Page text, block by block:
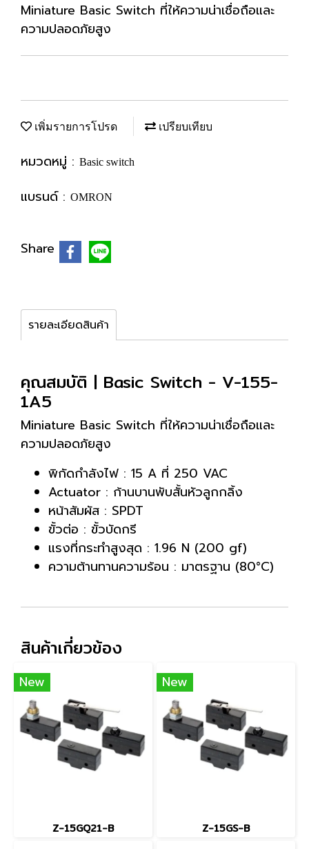
Miniature Basic Switch ที่ให้ความน่าเชื่อถือและ
ความปลอดภัยสูง
เพิ่มรายการโปรด เปรียบเทียบ
หมวดหมู่ : Basic switch
แบรนด์ : OMRON
Share
รายละเอียดสินค้า
คุณสมบัติ | Basic Switch - V-155-
1A5
Miniature Basic Switch ที่ให้ความน่าเชื่อถือและ
ความปลอดภัยสูง
พิกัดกำลังไฟ : 15 A ที่ 250 VAC
Actuator : ก้านบานพับสั้นหัวลูกกลิ้ง
หน้าสัมผัส : SPDT
ขั้วต่อ : ขั้วบัดกรี
แรงที่กระทำสูงสุด : 1.96 N (200 gf)
ความต้านทานความร้อน : มาตรฐาน (80°C)
สินค้าเกี่ยวข้อง
New
Z-15GQ21-B
New
Z-15GS-B